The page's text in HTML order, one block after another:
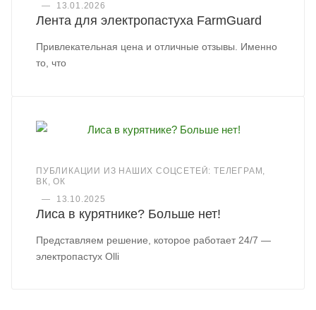
—
13.01.2026
Лента для электропастуха FarmGuard
Привлекательная цена и отличные отзывы. Именно
то, что
ПУБЛИКАЦИИ ИЗ НАШИХ СОЦСЕТЕЙ: ТЕЛЕГРАМ,
ВК, ОК
—
13.10.2025
Лиса в курятнике? Больше нет!
Представляем решение, которое работает 24/7 —
электропастух Olli